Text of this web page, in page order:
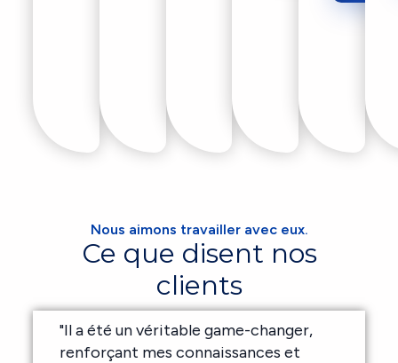
Nous aimons travailler avec eux.
Ce que disent nos
clients
"Il a été un véritable game-changer,
renforçant mes connaissances et